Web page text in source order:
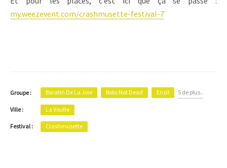
my.weezevent.com/crashmusette-festival-7
Groupe : Baratin De La Joie Bobs Not Dead Enzil 5 de plus..
Ville : La Voulte
Festival : Crashmusette